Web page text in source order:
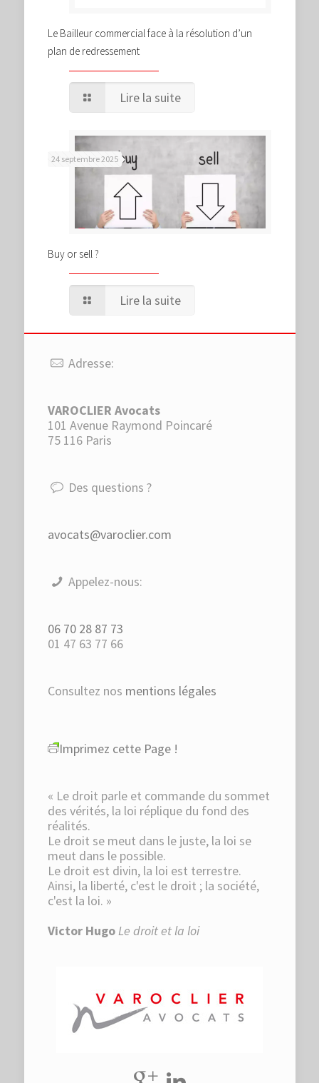
Le Bailleur commercial face à la résolution d’un
plan de redressement
Lire la suite
24 septembre 2025
Buy or sell ?
Lire la suite
Adresse:
VAROCLIER Avocats
101 Avenue Raymond Poincaré
75 116 Paris
Des questions ?
avocats@varoclier.com
Appelez-nous:
06 70 28 87 73
01 47 63 77 66
Consultez nos mentions légales
Imprimez cette Page !
« Le droit parle et commande du sommet
des vérités, la loi réplique du fond des
réalités.
Le droit se meut dans le juste, la loi se
meut dans le possible.
Le droit est divin, la loi est terrestre.
Ainsi, la liberté, c'est le droit ; la société,
c'est la loi. »
Victor HugoLe droit et la loi